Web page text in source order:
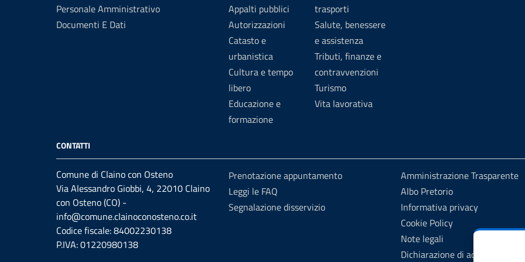
Personale Amministrativo
Documenti E Dati
Appalti pubblici
Autorizzazioni
Catasto e
urbanistica
Cultura e tempo
libero
Educazione e
formazione
trasporti
Salute, benessere
e assistenza
Tributi, finanze e
contravvenzioni
Turismo
Vita lavorativa
CONTATTI
Comune di Claino con Osteno
Via Alessandro Giobbi, 4, 22010 Claino
con Osteno (CO) -
info@comune.clainoconosteno.co.it
Codice fiscale: 84002230138
P.IVA: 01220980138
Prenotazione appuntamento
Leggi le FAQ
Segnalazione disservizio
Amministrazione Trasparente
Albo Pretorio
Informativa privacy
Cookie Policy
Note legali
Dichiarazione di accessibilità